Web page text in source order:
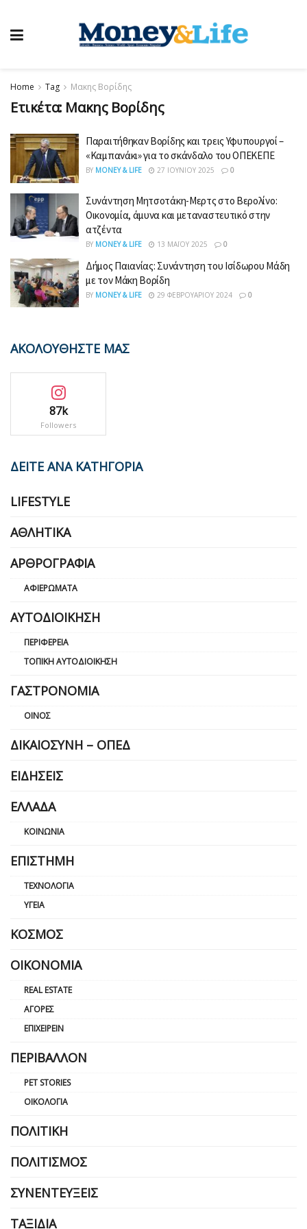
Home Tag Μακης Βορίδης
Ετικέτα: Μακης Βορίδης
Παραιτήθηκαν Βορίδης και τρεις Υφυπουργοί –
«Καμπανάκι» για το σκάνδαλο του ΟΠΕΚΕΠΕ
BY MONEY & LIFE 27 ΙΟΥΝΊΟΥ 2025 0
Συνάντηση Μητσοτάκη-Μερτς στο Βερολίνο:
Οικονομία, άμυνα και μεταναστευτικό στην
ατζέντα
BY MONEY & LIFE 13 ΜΑΪ́ΟΥ 2025 0
Δήμος Παιανίας: Συνάντηση του Ισίδωρου Μάδη
με τον Μάκη Βορίδη
BY MONEY & LIFE 29 ΦΕΒΡΟΥΑΡΊΟΥ 2024 0
ΑΚΟΛΟΥΘΗΣΤΕ ΜΑΣ
87k
Followers
ΔΕΙΤΕ ΑΝΑ ΚΑΤΗΓΟΡΙΑ
LIFESTYLE
ΑΘΛΗΤΙΚΆ
ΑΡΘΡΟΓΡΑΦΊΑ
ΑΦΙΕΡΏΜΑΤΑ
ΑΥΤΟΔΙΟΊΚΗΣΗ
ΠΕΡΙΦΈΡΕΙΑ
ΤΟΠΙΚΉ ΑΥΤΟΔΙΟΊΚΗΣΗ
ΓΑΣΤΡΟΝΟΜΊΑ
ΟΊΝΟΣ
ΔΙΚΑΙΟΣΎΝΗ – ΟΠΕΔ
ΕΙΔΉΣΕΙΣ
ΕΛΛΆΔΑ
ΚΟΙΝΩΝΊΑ
ΕΠΙΣΤΉΜΗ
ΤΕΧΝΟΛΟΓΊΑ
ΥΓΕΊΑ
ΚΌΣΜΟΣ
ΟΙΚΟΝΟΜΊΑ
REAL ESTATE
ΑΓΟΡΈΣ
ΕΠΙΧΕΙΡΕΊΝ
ΠΕΡΙΒΆΛΛΟΝ
PET STORIES
ΟΙΚΟΛΟΓΊΑ
ΠΟΛΙΤΙΚΉ
ΠΟΛΙΤΙΣΜΌΣ
ΣΥΝΕΝΤΕΎΞΕΙΣ
ΤΑΞΊΔΙΑ